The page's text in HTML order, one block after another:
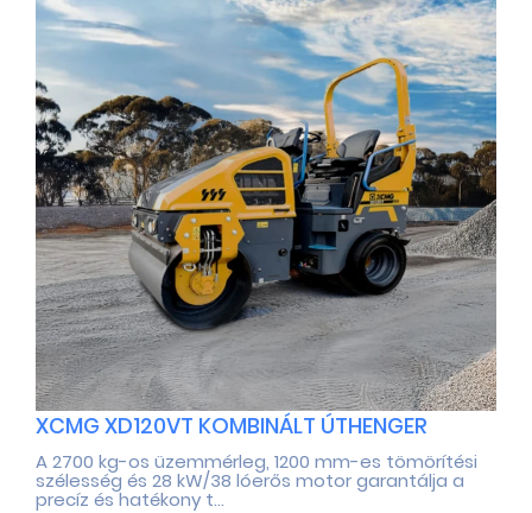
XCMG XD120VT KOMBINÁLT ÚTHENGER
A 2700 kg-os üzemmérleg, 1200 mm-es tömörítési
szélesség és 28 kW/38 lóerős motor garantálja a
precíz és hatékony t...